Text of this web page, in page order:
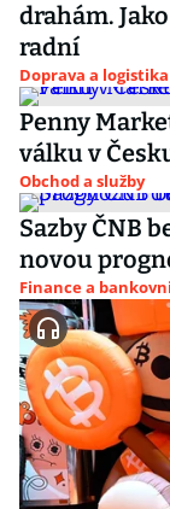
drahám.
radní
Doprava a logistika
Penny
válku v
Obchod a služby
Sazby ČNB
novou
Finance a